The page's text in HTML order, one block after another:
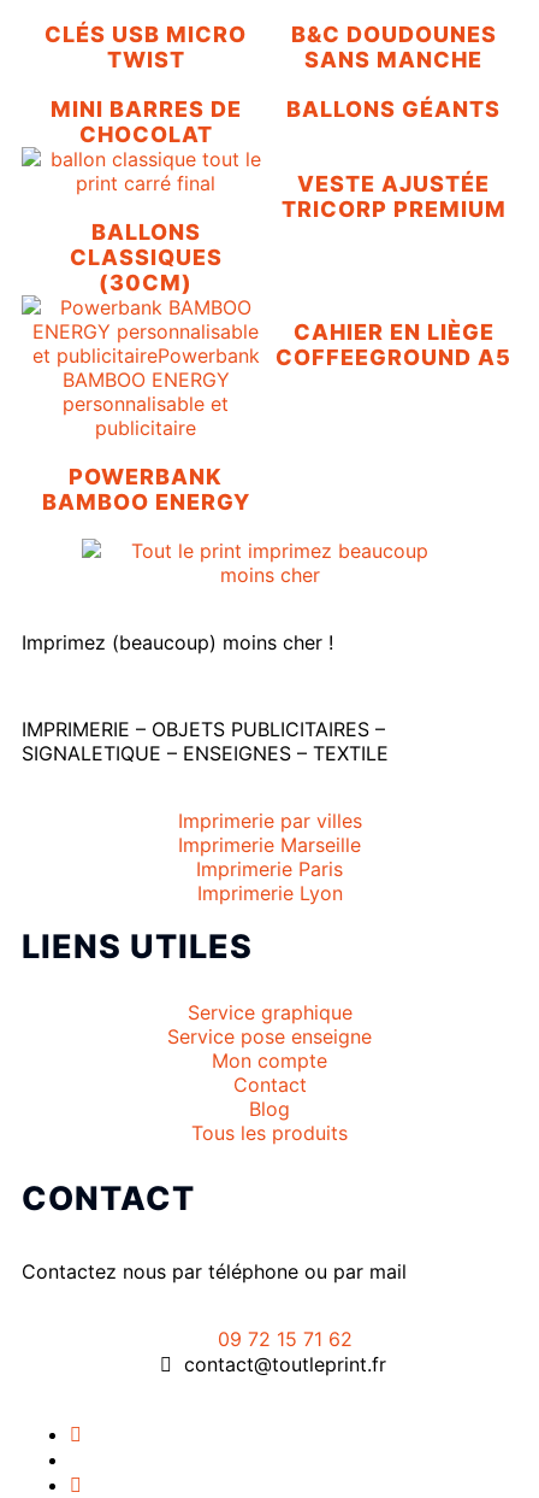
CLÉS USB MICRO
TWIST
B&C DOUDOUNES
SANS MANCHE
MINI BARRES DE
CHOCOLAT
BALLONS GÉANTS
BALLONS
CLASSIQUES
(30CM)
VESTE AJUSTÉE
TRICORP PREMIUM
POWERBANK
BAMBOO ENERGY
CAHIER EN LIÈGE
COFFEEGROUND A5
Imprimez (beaucoup) moins cher !
IMPRIMERIE – OBJETS PUBLICITAIRES –
SIGNALETIQUE – ENSEIGNES – TEXTILE
Imprimerie par villes
Imprimerie Marseille
Imprimerie Paris
Imprimerie Lyon
LIENS UTILES
Service graphique
Service pose enseigne
Mon compte
Contact
Blog
Tous les produits
CONTACT
Contactez nous par téléphone ou par mail
09 72 15 71 62
contact@toutleprint.fr